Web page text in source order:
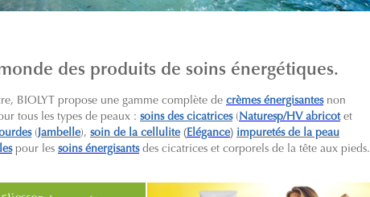
des produits de soins énergétiques.
BIOLYT propose une gamme complète de crèmes énergisantesnon
tous les types de peaux : soins des cicatrices(Naturesp/HV abricotet
(Jambelle), soin de la cellulite(Elégance) impuretés de la peau
pour les soins énergisantsdes cicatrices et corporels de la tête aux pieds.